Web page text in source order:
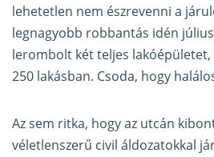
lehetetlen nem észrevenni a
legnagyobb robbantás idén
lerombolt két teljes
250 lakásban. Csoda, hogy
Az sem ritka, hogy az utcán
véletlenszerű civil áldozatokkal